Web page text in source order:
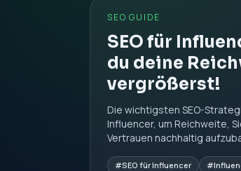
SEO GUIDE
SEO für
du deine
vergrößerst!
Die wichtigsten SEO-
Influencer, um Reichweite,
Vertrauen nachhaltig
#SEO für Influencer